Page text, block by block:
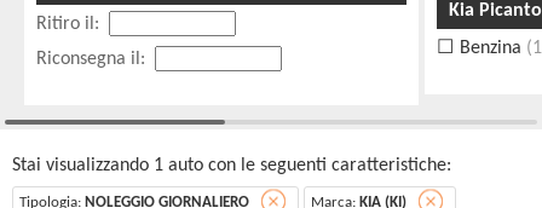
Ritiro il:
Riconsegna il:
Kia Picanto
Benzina
Stai visualizzando 1 auto con le seguenti caratteristiche:
Tipologia: NOLEGGIO GIORNALIERO Marca: KIA (KI)